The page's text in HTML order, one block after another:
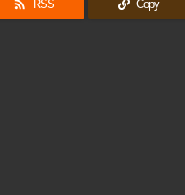
 RSS Copy